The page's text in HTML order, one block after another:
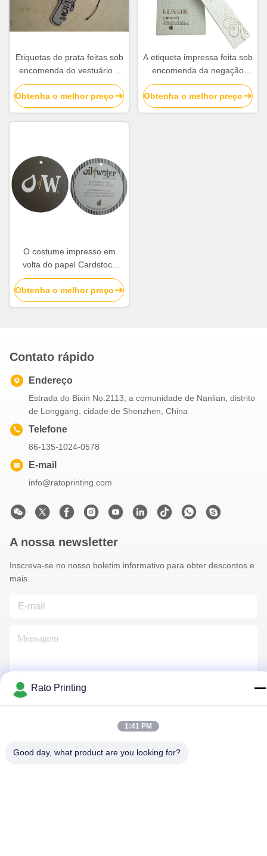
Etiquetas de prata feitas sob
encomenda do vestuário e
balanço plástico Hang Tags
Manufacturers das etiquetas
Obtenha o melhor preço
A etiqueta impressa feita sob
encomenda da negação
para vestuários calça a
corda de papel do Grosgrain
das etiquetas do balanço
Obtenha o melhor preço
O costume impresso em
volta do papel Cardstock
etiqueta o logotipo de Matt
Lamination Emboss Gold
Foil
Obtenha o melhor preço
Contato rápido
Endereço
Estrada do Bixin No.2113, a comunidade de Nanlian, distrito
de Longgang, cidade de Shenzhen, China
Telefone
86-135-1024-0578
E-mail
info@ratoprinting.com
A nossa newsletter
Inscreva-se no nosso boletim informativo para obter descontos e
mais.
Contacte-Nos
Política de Privacidade|Mapa do Site| China bom Qualidade
Rato Printing
1:41 PM
Good day, what product are you looking for?